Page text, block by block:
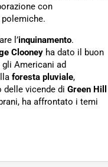
con
l’inquinamento.
Clooney ha dato il buon
Americani ad
foresta pluviale,
vicende di Green Hill
ha affrontato i temi